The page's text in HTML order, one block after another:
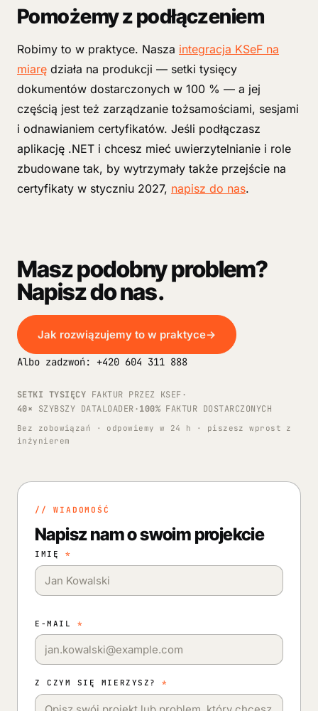
Pomożemy z podłączeniem
Robimy to w praktyce. Nasza integracja KSeF na
miarę działa na produkcji — setki tysięcy
dokumentów dostarczonych w 100 % — a jej
częścią jest też zarządzanie tożsamościami, sesjami
i odnawianiem certyfikatów. Jeśli podłączasz
aplikację .NET i chcesz mieć uwierzytelnianie i role
zbudowane tak, by wytrzymały także przejście na
certyfikaty w styczniu 2027, napisz do nas.
Masz podobny problem?
Napisz do nas.
Jak rozwiązujemy to w praktyce→
Albo zadzwoń: +420 604 311 888
SETKI TYSIĘCY FAKTUR PRZEZ KSEF·
40× SZYBSZY DATALOADER·100%FAKTUR DOSTARCZONYCH
Bez zobowiązań · odpowiemy w 24 h · piszesz wprost z
inżynierem
// WIADOMOŚĆ
Napisz nam o swoim projekcie
IMIĘ *
E-MAIL *
Z CZYM SIĘ MIERZYSZ?*